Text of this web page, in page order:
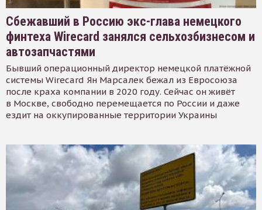
Сбежавший в Россию экс-глава немецкого
финтеха Wirecard занялся сельхозбизнесом и
автозапчастями
Бывший операционный директор немецкой платёжной
системы Wirecard Ян Марсалек бежал из Евросоюза
после краха компании в 2020 году. Сейчас он живёт
в Москве, свободно перемещается по России и даже
ездит на оккупированные территории Украины